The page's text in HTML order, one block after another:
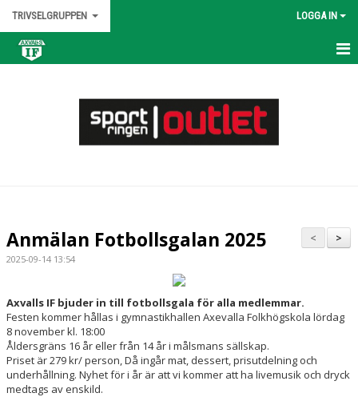
TRIVSELGRUPPEN LOGGA IN
BILDGALLERI
KONTAKT
>
<
Anmälan Fotbollsgalan 2025
2025-09-14 13:54
Axvalls IF bjuder in till fotbollsgala för alla medlemmar.
Festen kommer hållas i gymnastikhallen Axevalla Folkhögskola lördag
8 november kl. 18:00
Åldersgräns 16 år eller från 14 år i målsmans sällskap.
Priset är 279 kr/ person, Då ingår mat, dessert, prisutdelning och
underhållning. Nyhet för i år är att vi kommer att ha livemusik och dryck
medtags av enskild.